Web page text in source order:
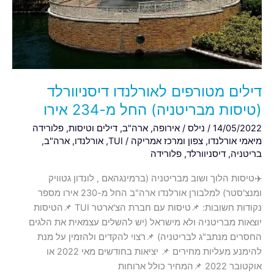
דילים מטורפים לאורלנדו דיסניוורלד
(טיסות מבריטניה) החל מ-234 אירו
14/05/2022
/ נילס / אירופה, ארה"ב, דילים וטיסות, פלורידה
מיאמי אורלנדו, צפון ומרכז אמריקה /
TUI
, אורלנדו, ארה"ב,
בריטניה, דיסניוורלד, פלורידה
✈️טיסות הלוך ושוב מבריטניה (ברמינגהאם , לונדון גטוויק
ומנצ'סטר) למלבורן אורלנדו ארה"ב החל מ-230 אירו מספר
נקודות חשובות: 📌טיסות עם חברת הצ'ארטר TUI 📌הטיסות
יוצאות מבריטניה ולא מישראל (יש להשלים עצמאית את הלגים
החסרים מנתב"ג לבריטניה) 📌רצוי להקדים ולהזמין על מנת
להימנע מעליות מחירים 📌 יציאות בחודשים מאי 2022 או
אוקטובר 2022 📌המחיר כולל ארוחות
אירו